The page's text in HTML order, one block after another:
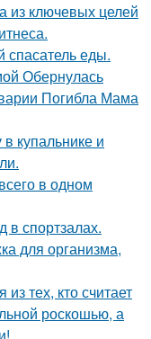
из ключевых целей
спасатель еды.
Обернулась
Погибла Мама
купальнике и
в одном
в спортзалах.
для организма,
тех, кто считает
роскошью, а